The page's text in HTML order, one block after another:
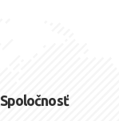
Spoločnosť